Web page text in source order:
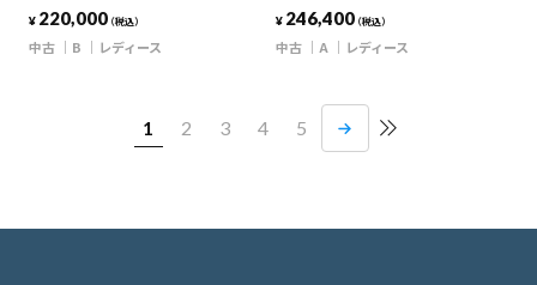
¥ 220,000（税込）
中古 B レディース
¥ 246,400（税込）
中古 A レディース
1 2 3 4 5